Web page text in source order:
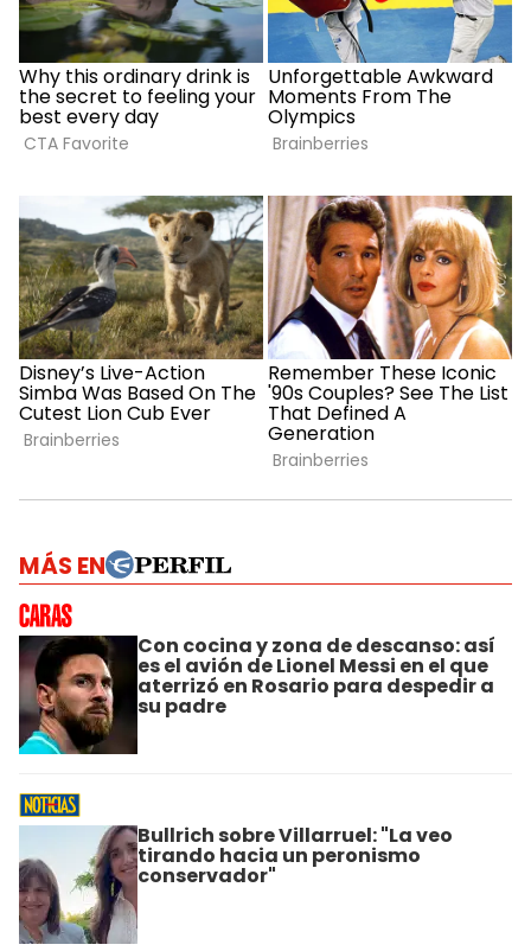
MÁS EN
Con cocina y zona de descanso: así
es el avión de Lionel Messi en el que
aterrizó en Rosario para despedir a
su padre
Bullrich sobre Villarruel: "La veo
tirando hacia un peronismo
conservador"